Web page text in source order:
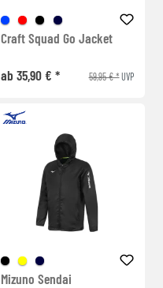
Craft Squad Go Jacket
ab 35,90 € * 59,95 € *UVP
Mizuno Sendai